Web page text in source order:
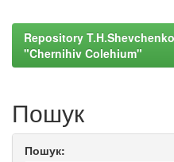
Repository
"Chernihiv Colehium"
Пошук
Пошук: